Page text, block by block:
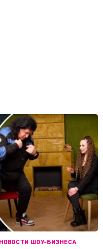
НОВОСТИ ШОУ-БИЗНЕСА